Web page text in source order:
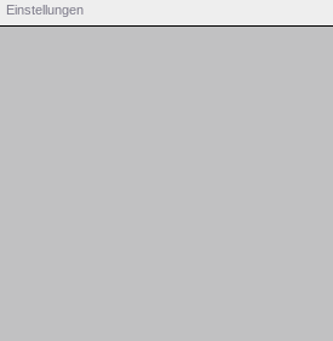
Einstellungen